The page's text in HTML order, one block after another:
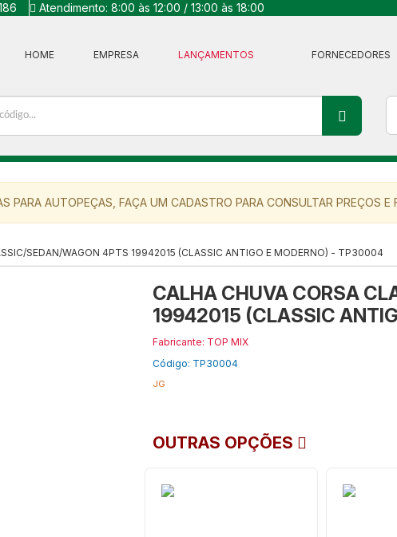
Atendimento: 8:00 às 12:00 / 13:00 às 18:00
HOME EMPRESA LANÇAMENTOS FORNECEDORES
PARA AUTOPEÇAS, FAÇA UM CADASTRO PARA CONSULTAR PREÇOS E
SEDAN/WAGON 4PTS 19942015 (CLASSIC ANTIGO E MODERNO) - TP30004
CALHA CHUVA CORSA
19942015 (CLASSIC
Fabricante: TOP MIX
Código: TP30004
JG
OUTRAS OPÇÕES